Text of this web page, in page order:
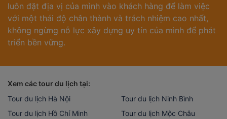
luôn đặt địa vị của mình vào khách hàng để làm việc
với một thái độ chân thành và trách nhiệm cao nhất,
không ngừng nỗ lực xây dựng uy tín của mình để phát
triển bền vững.
Xem các tour du lịch tại:
Tour du lịch Hà Nội
Tour du lịch Hồ Chí Minh
Tour du lịch Ninh Bình
Tour du lịch Mộc Châu